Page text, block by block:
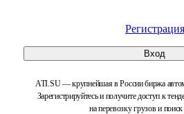
Регистрация
Вход
ATI.SU — крупнейшая в России биржа
Зарегистрируйтесь и получите доступ к
на перевозку грузов и поиск